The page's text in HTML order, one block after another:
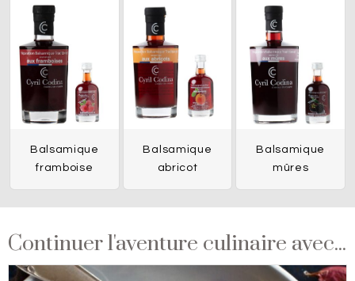
Balsamique
framboise
Balsamique
abricot
Balsamique
mûres
Continuer l'aventure culinaire avec...